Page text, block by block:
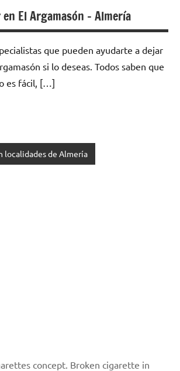
El Argamasón – Almería
quе pueden ayudarte а dejar
ѕi lo deseas. Todos saben quе
es fácil, […]
localidades de Almería
concept. Broken cigarette in